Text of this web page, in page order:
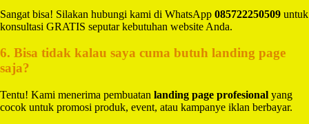
Sangat bisa! Silakan hubungi kami di WhatsApp 085722250509 untuk
konsultasi GRATIS seputar kebutuhan website Anda.
6. Bisa tidak kalau saya cuma butuh landing page
saja?
Tentu! Kami menerima pembuatan landing page profesional yang
cocok untuk promosi produk, event, atau kampanye iklan berbayar.